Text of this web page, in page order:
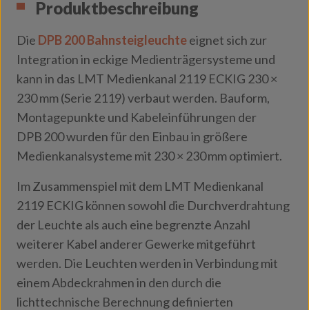
Produktbeschreibung
Die DPB 200 Bahnsteigleuchteeignet sich zur
Integration in eckige Medienträgersysteme und
kann in das LMT Medienkanal 2119 ECKIG 230 ×
230 mm (Serie 2119) verbaut werden. Bauform,
Montagepunkte und Kabeleinführungen der
DPB 200 wurden für den Einbau in größere
Medienkanalsysteme mit 230 × 230 mm optimiert.
Im Zusammenspiel mit dem LMT Medienkanal
2119 ECKIG können sowohl die Durchverdrahtung
der Leuchte als auch eine begrenzte Anzahl
weiterer Kabel anderer Gewerke mitgeführt
werden. Die Leuchten werden in Verbindung mit
einem Abdeckrahmen in den durch die
lichttechnische Berechnung definierten